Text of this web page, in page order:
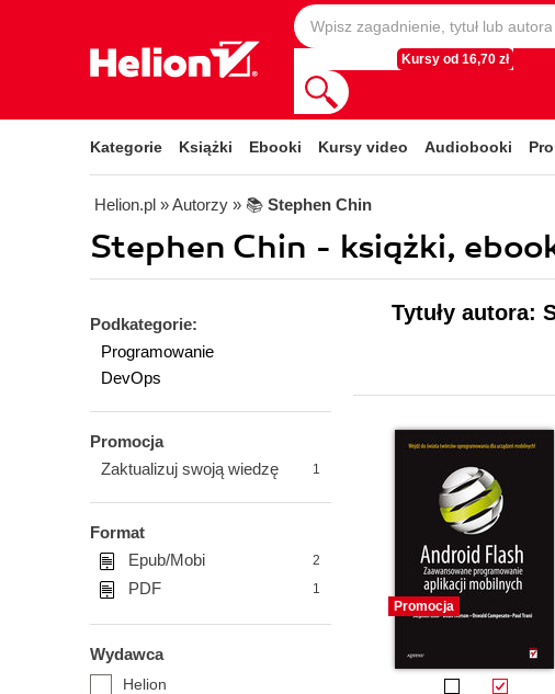
Kursy od 16,70 zł
Kategorie Książki Ebooki Kursy video Audiobooki
Helion.pl » Autorzy » 📚 Stephen Chin
Stephen Chin - książki,
Podkategorie:
Programowanie
DevOps
Promocja
Zaktualizuj swoją wiedzę
1
Format
Epub/Mobi
2
PDF 1
Wydawca
Helion
Tytuły autora:
Promocja